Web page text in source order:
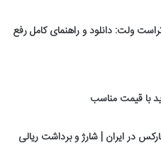
ولت: دانلود و راهنمای کامل رفع
با قیمت مناسب
در ایران | شارژ و برداشت ریالی